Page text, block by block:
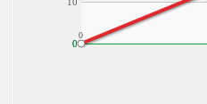
0
10
0
0